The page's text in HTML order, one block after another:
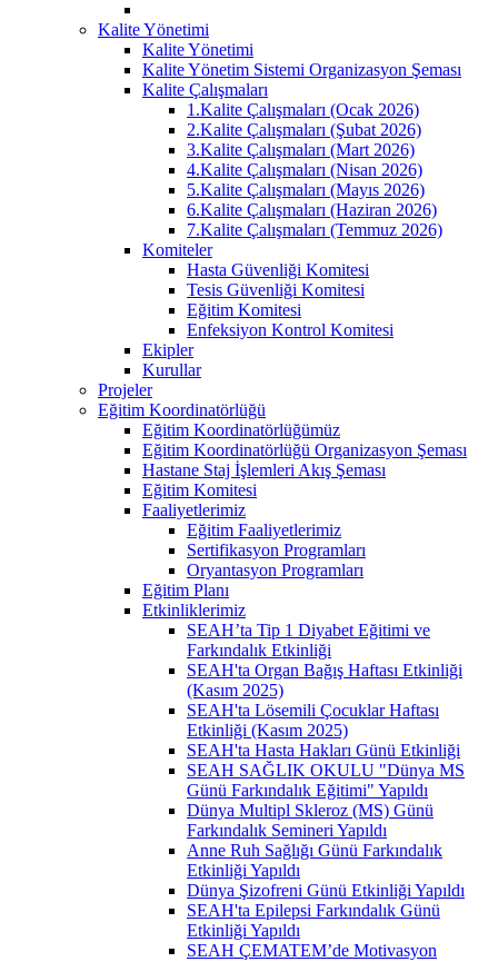
Kalite Yönetimi
Kalite Yönetimi
Kalite Yönetim Sistemi Organizasyon Şeması
Kalite Çalışmaları
1.Kalite Çalışmaları (Ocak 2026)
2.Kalite Çalışmaları (Şubat 2026)
3.Kalite Çalışmaları (Mart 2026)
4.Kalite Çalışmaları (Nisan 2026)
5.Kalite Çalışmaları (Mayıs 2026)
6.Kalite Çalışmaları (Haziran 2026)
7.Kalite Çalışmaları (Temmuz 2026)
Komiteler
Hasta Güvenliği Komitesi
Tesis Güvenliği Komitesi
Eğitim Komitesi
Enfeksiyon Kontrol Komitesi
Ekipler
Kurullar
Projeler
Eğitim Koordinatörlüğü
Eğitim Koordinatörlüğümüz
Eğitim Koordinatörlüğü Organizasyon Şeması
Hastane Staj İşlemleri Akış Şeması
Eğitim Komitesi
Faaliyetlerimiz
Eğitim Faaliyetlerimiz
Sertifikasyon Programları
Oryantasyon Programları
Eğitim Planı
Etkinliklerimiz
SEAH’ta Tip 1 Diyabet Eğitimi ve
Farkındalık Etkinliği
SEAH'ta Organ Bağış Haftası Etkinliği
(Kasım 2025)
SEAH'ta Lösemili Çocuklar Haftası
Etkinliği (Kasım 2025)
SEAH'ta Hasta Hakları Günü Etkinliği
SEAH SAĞLIK OKULU "Dünya MS
Günü Farkındalık Eğitimi" Yapıldı
Dünya Multipl Skleroz (MS) Günü
Farkındalık Semineri Yapıldı
Anne Ruh Sağlığı Günü Farkındalık
Etkinliği Yapıldı
Dünya Şizofreni Günü Etkinliği Yapıldı
SEAH'ta Epilepsi Farkındalık Günü
Etkinliği Yapıldı
SEAH ÇEMATEM’de Motivasyon